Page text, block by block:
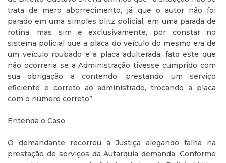
trata de mero aborrecimento, já que o autor não foi
parado em uma simples blitz policial, em uma parada de
rotina, mas sim e exclusivamente, por constar no
sistema policial que a placa do veículo do mesmo era de
um veículo roubado e a placa adulterada, fato este que
não ocorreria se a Administração tivesse cumprido com
sua obrigação a contendo, prestando um serviço
eficiente e correto ao administrado, trocando a placa
com o número correto”.
Entenda o Caso
O demandante recorreu à Justiça alegando falha na
prestação de serviços da Autarquia demanda. Conforme